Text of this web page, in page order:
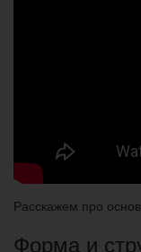
Расскажем про
Форма и